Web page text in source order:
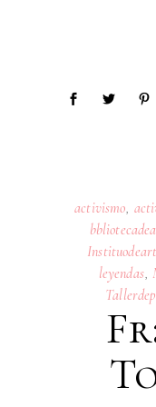
activismo
leyendas,